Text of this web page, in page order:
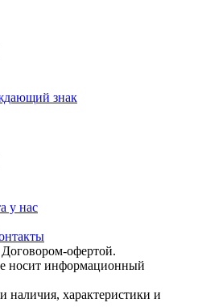
знак
у нас
офертой.
носит информационный
наличия, характеристики и